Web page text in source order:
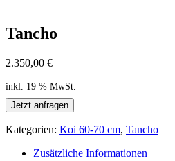
Tancho
2.350,00 €
inkl. 19 % MwSt.
Jetzt anfragen
Kategorien: Koi 60-70 cm, Tancho
Zusätzliche Informationen